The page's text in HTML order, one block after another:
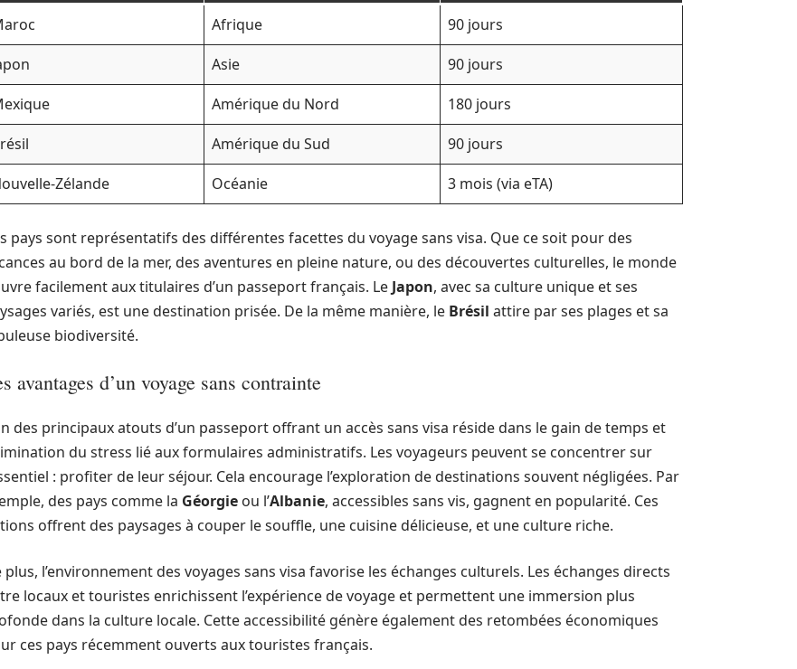
Afrique
90 jours
Asie
90 jours
Amérique du Nord
180 jours
Amérique du Sud
90 jours
Zélande
Océanie 3 mois (via eTA)
pays sont représentatifs des différentes facettes du voyage sans visa. Que ce soit pour des
au bord de la mer, des aventures en pleine nature, ou des découvertes culturelles, le monde
facilement aux titulaires d’un passeport français. Le Japon, avec sa culture unique et ses
variés, est une destination prisée. De la même manière, le Brésil attire par ses plages et sa
biodiversité.
avantages d’un voyage sans contrainte
des principaux atouts d’un passeport offrant un accès sans visa réside dans le gain de temps et
du stress lié aux formulaires administratifs. Les voyageurs peuvent se concentrer sur
: profiter de leur séjour. Cela encourage l’exploration de destinations souvent négligées. Par
des pays comme la Géorgie ou l’Albanie, accessibles sans vis, gagnent en popularité. Ces
offrent des paysages à couper le souffle, une cuisine délicieuse, et une culture riche.
plus, l’environnement des voyages sans visa favorise les échanges culturels. Les échanges directs
locaux et touristes enrichissent l’expérience de voyage et permettent une immersion plus
dans la culture locale. Cette accessibilité génère également des retombées économiques
ces pays récemment ouverts aux touristes français.